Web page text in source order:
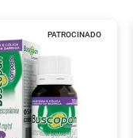
PATROCINADO